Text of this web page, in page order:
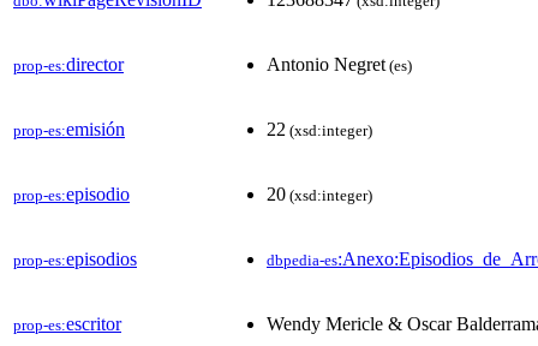
prop-es:director Antonio Negret (es)
prop-es:emisión 22 (xsd:integer)
prop-es:episodio 20 (xsd:integer)
prop-es:episodios dbpedia-es
prop-es:escritor Wendy Mericle & Oscar